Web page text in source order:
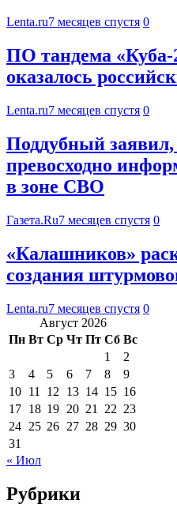
Lenta.ru7 месяцев спустя 0
ПО тандема
оказалось
Lenta.ru7 месяцев спустя 0
Поддубный
превосходно
в зоне СВО
Газета.Ru7 месяцев спустя 0
«Калашников»
создания
Lenta.ru7 месяцев спустя 0
Август 2026
Пн Вт Ср Чт Пт Сб Вс
1
2
3
4 5 6 7 8
9
10 11 12 13 14 15 16
17 18 19 20 21 22 23
24 25 26 27 28 29 30
31
« Июл
Рубрики